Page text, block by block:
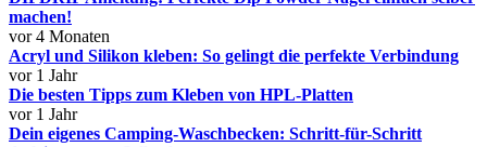
machen!
vor 4 Monaten
Acryl und Silikon kleben: So gelingt die perfekte Verbindung
vor 1 Jahr
Die besten Tipps zum Kleben von HPL-Platten
vor 1 Jahr
Dein eigenes Camping-Waschbecken: Schritt-für-Schritt